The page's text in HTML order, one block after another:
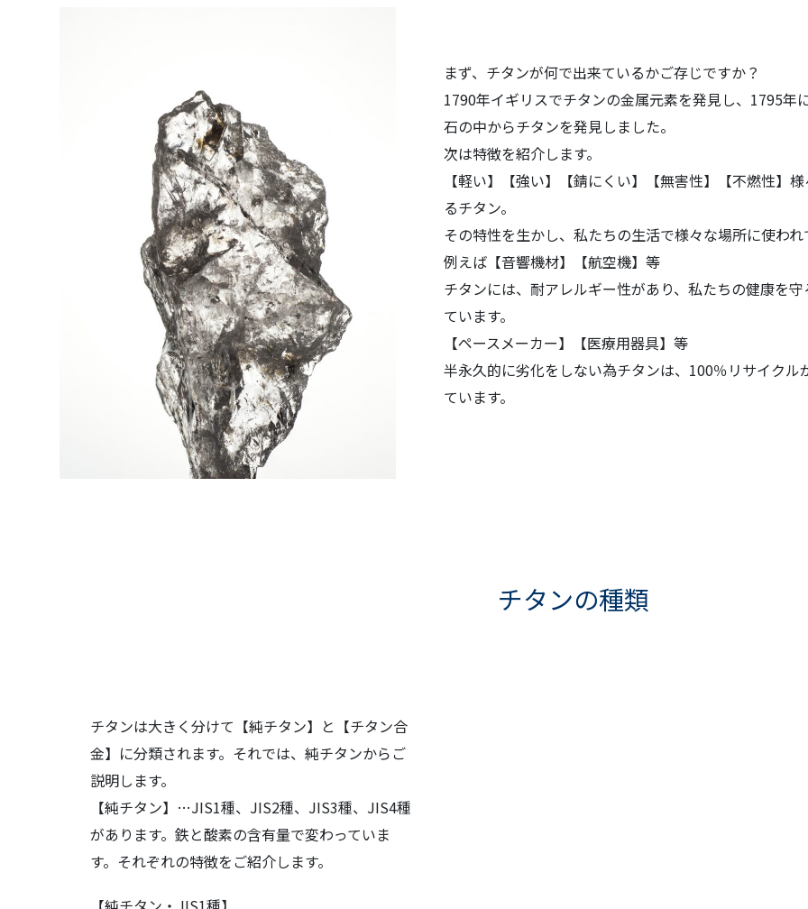
まず、チタンが何で出来ているかご存じですか？
1790年イギリスでチタンの金属元素を発見し、1795年
石の中からチタンを発見しました。
次は特徴を紹介します。
【軽い】【強い】【錆にくい】【無害性】【不燃性】
るチタン。
その特性を生かし、私たちの生活で様々な場所に使われ
例えば【音響機材】【航空機】等
チタンには、耐アレルギー性があり、私たちの健康を
ています。
【ペースメーカー】【医療用器具】等
半永久的に劣化をしない為チタンは、100％リサイクル
ています。
チタンの種類
チタンは大きく分けて【純チタン】と【チタン合
金】に分類されます。それでは、純チタンからご
説明します。
【純チタン】…JIS1種、JIS2種、JIS3種、JIS4種
があります。鉄と酸素の含有量で変わっていま
す。それぞれの特徴をご紹介します。